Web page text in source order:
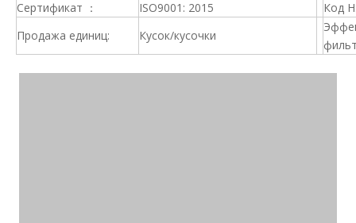
Сертификат ：
ISO9001: 2015
Код
Продажа единиц:
Кусок/кусочки